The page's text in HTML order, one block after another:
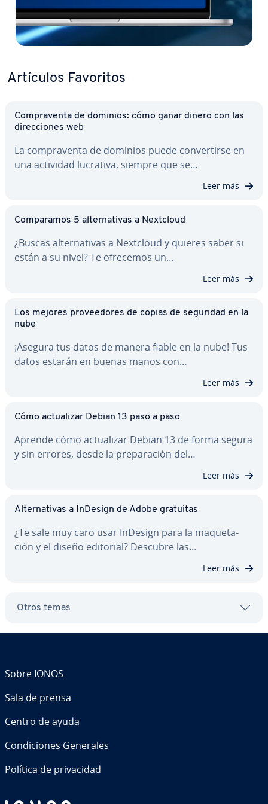
Artículos Favoritos
Co­m­pra­ve­n­ta de dominios: cómo ganar dinero con las
di­re­c­cio­nes web
La co­m­pra­ve­n­ta de dominios puede co­n­ve­r­ti­r­se en
una actividad lucrativa, siempre que se…
Leer más
Co­m­pa­ra­mos 5 al­te­r­na­ti­vas a Nextcloud
¿Buscas al­te­r­na­ti­vas a Nextcloud y quieres saber si
están a su nivel? Te ofrecemos un…
Leer más
Los mejores pro­vee­do­res de copias de seguridad en la
nube
¡Asegura tus datos de manera fiable en la nube! Tus
datos estarán en buenas manos con…
Leer más
Cómo ac­tua­li­zar Debian 13 paso a paso
Aprende cómo ac­tua­li­zar Debian 13 de forma segura
y sin errores, desde la pre­pa­ra­ción del…
Leer más
Al­te­r­na­ti­vas a InDesign de Adobe gratuitas
¿Te sale muy caro usar InDesign para la ma­que­ta­
ción y el diseño editorial? Descubre las…
Leer más
Otros temas
Sobre IONOS
Sala de prensa
Centro de ayuda
Co­n­di­cio­nes Generales
Política de pri­va­ci­dad